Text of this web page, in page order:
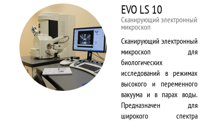
EVO LS 10
Сканирующий электронный
микроскоп
Сканирующий электронный
микроскоп для
биологических
исследований в режимах
высокого и переменного
вакуума и в парах воды.
Предназначен для
широкого спектра